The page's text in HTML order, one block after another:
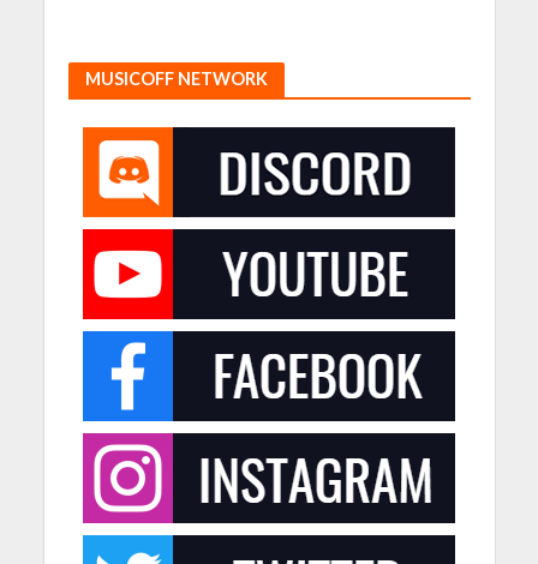
MUSICOFF NETWORK